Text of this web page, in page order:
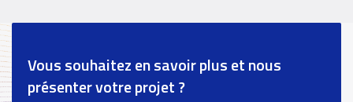
Vous souhaitez en savoir plus et nous
présenter votre projet ?